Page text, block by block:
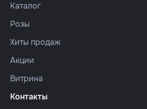
Каталог
Розы
Хиты продаж
Акции
Витрина
Контакты